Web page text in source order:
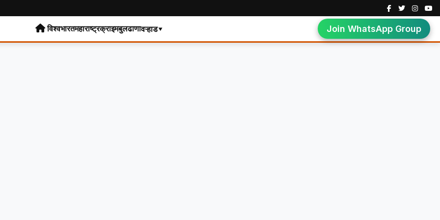
विश्वभारतमहाराष्ट्रक्राइमबुलढाणावऱ्हाड▾ Join WhatsApp Group